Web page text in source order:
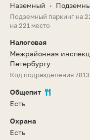
Наземный
•
Подземный паркинг на
на 221 место
Налоговая
Межрайонная
Петербургу
Код подразделения 7813
Общепит
Есть
Охрана
Есть